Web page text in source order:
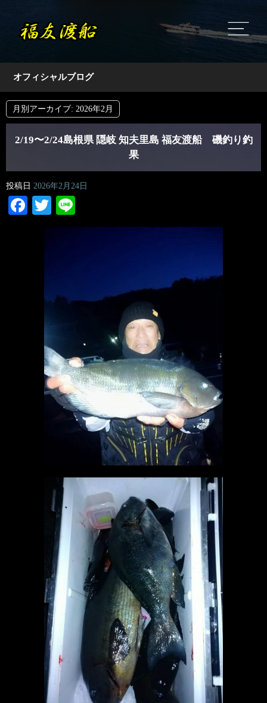
オフィシャルブログ
月別アーカイブ: 2026年2月
2/19〜2/24島根県 隠岐 知夫里島 福友渡船 磯釣り釣
果
投稿日 2026年2月24日
Facebook
Twitter